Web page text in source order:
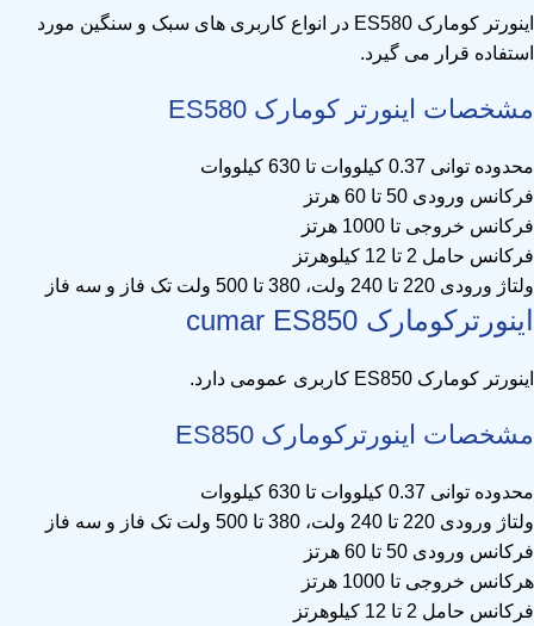
اینورتر کومارک ES580 در انواع کاربری های سبک و سنگین مورد
استفاده قرار می گیرد.
مشخصات اینورتر کومارک ES580
محدوده توانی 0.37 کیلووات تا 630 کیلووات
فرکانس ورودی 50 تا 60 هرتز
فرکانس خروجی تا 1000 هرتز
فرکانس حامل 2 تا 12 کیلوهرتز
ولتاژ ورودی 220 تا 240 ولت، 380 تا 500 ولت تک فاز و سه فاز
اینورتر‌کومارک cumar‌ ES850
اینورتر کومارک ES850 کاربری عمومی دارد.
مشخصات اینورتر‌کومارک ES850
محدوده توانی 0.37 کیلووات تا 630 کیلووات
ولتاژ ورودی 220 تا 240 ولت، 380 تا 500 ولت تک فاز و سه فاز
فرکانس ورودی 50 تا 60 هرتز
هرکانس خروجی تا 1000 هرتز
فرکانس حامل 2 تا 12 کیلوهرتز